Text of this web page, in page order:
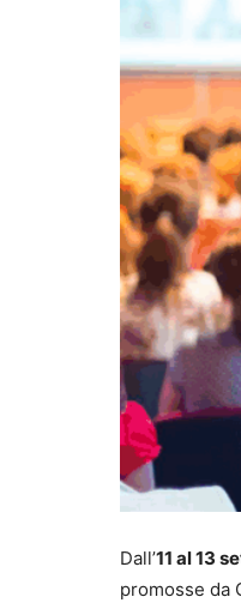
Dall’11 al 13
promosse da